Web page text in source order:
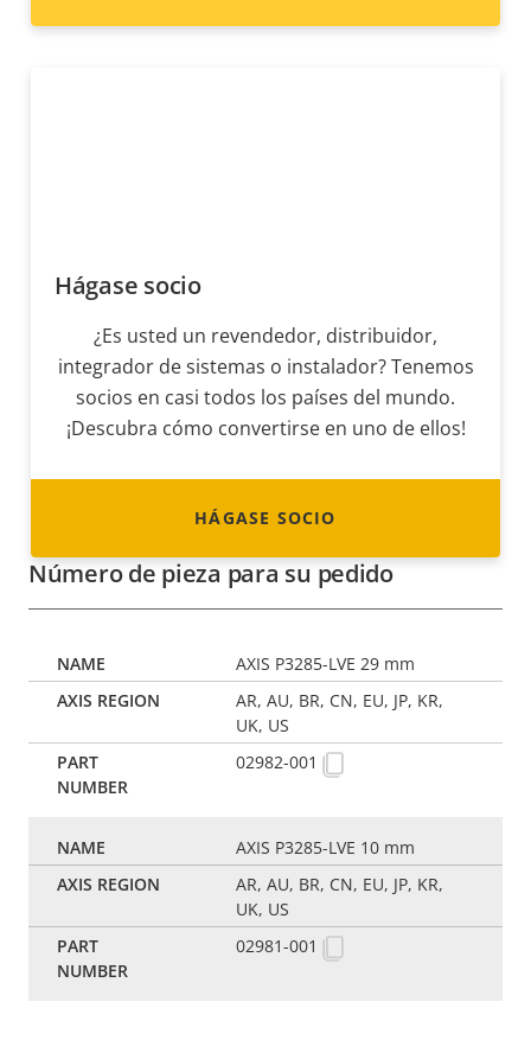
Hágase socio
¿Es usted un revendedor, distribuidor,
integrador de sistemas o instalador? Tenemos
socios en casi todos los países del mundo.
¡Descubra cómo convertirse en uno de ellos!
HÁGASE SOCIO
Número de pieza para su pedido
AXIS P3285-LVE 29 mm
AR, AU, BR, CN, EU, JP, KR,
UK, US
02982-001
AXIS P3285-LVE 10 mm
AR, AU, BR, CN, EU, JP, KR,
UK, US
02981-001